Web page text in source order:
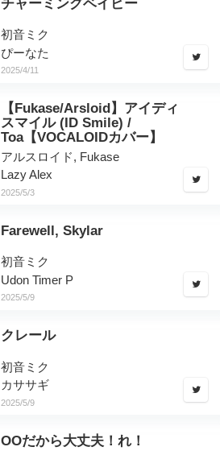
初音ミク
ぴーなた
2025/4/11
【Fukase/Arsloid】アイディ
スマイル (ID Smile) /
Toa【VOCALOIDカバー】
アルスロイド, Fukase
Lazy Alex
2025/5/3
Farewell, Skylar
初音ミク
Udon Timer P
2025/5/9
クレール
初音ミク
カササギ
2025/5/9
OOだから大丈夫！れ！